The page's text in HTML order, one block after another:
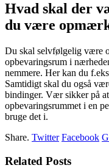
Hvad skal der
du være
Du skal selvfølgelig være
opbevaringsrum i
nemmere. Her kan du
Samtidigt skal du også
bindinger. Vær sikker på
opbevaringsrummet i en
bruge det i.
Share. Twitter Facebook
Related Posts